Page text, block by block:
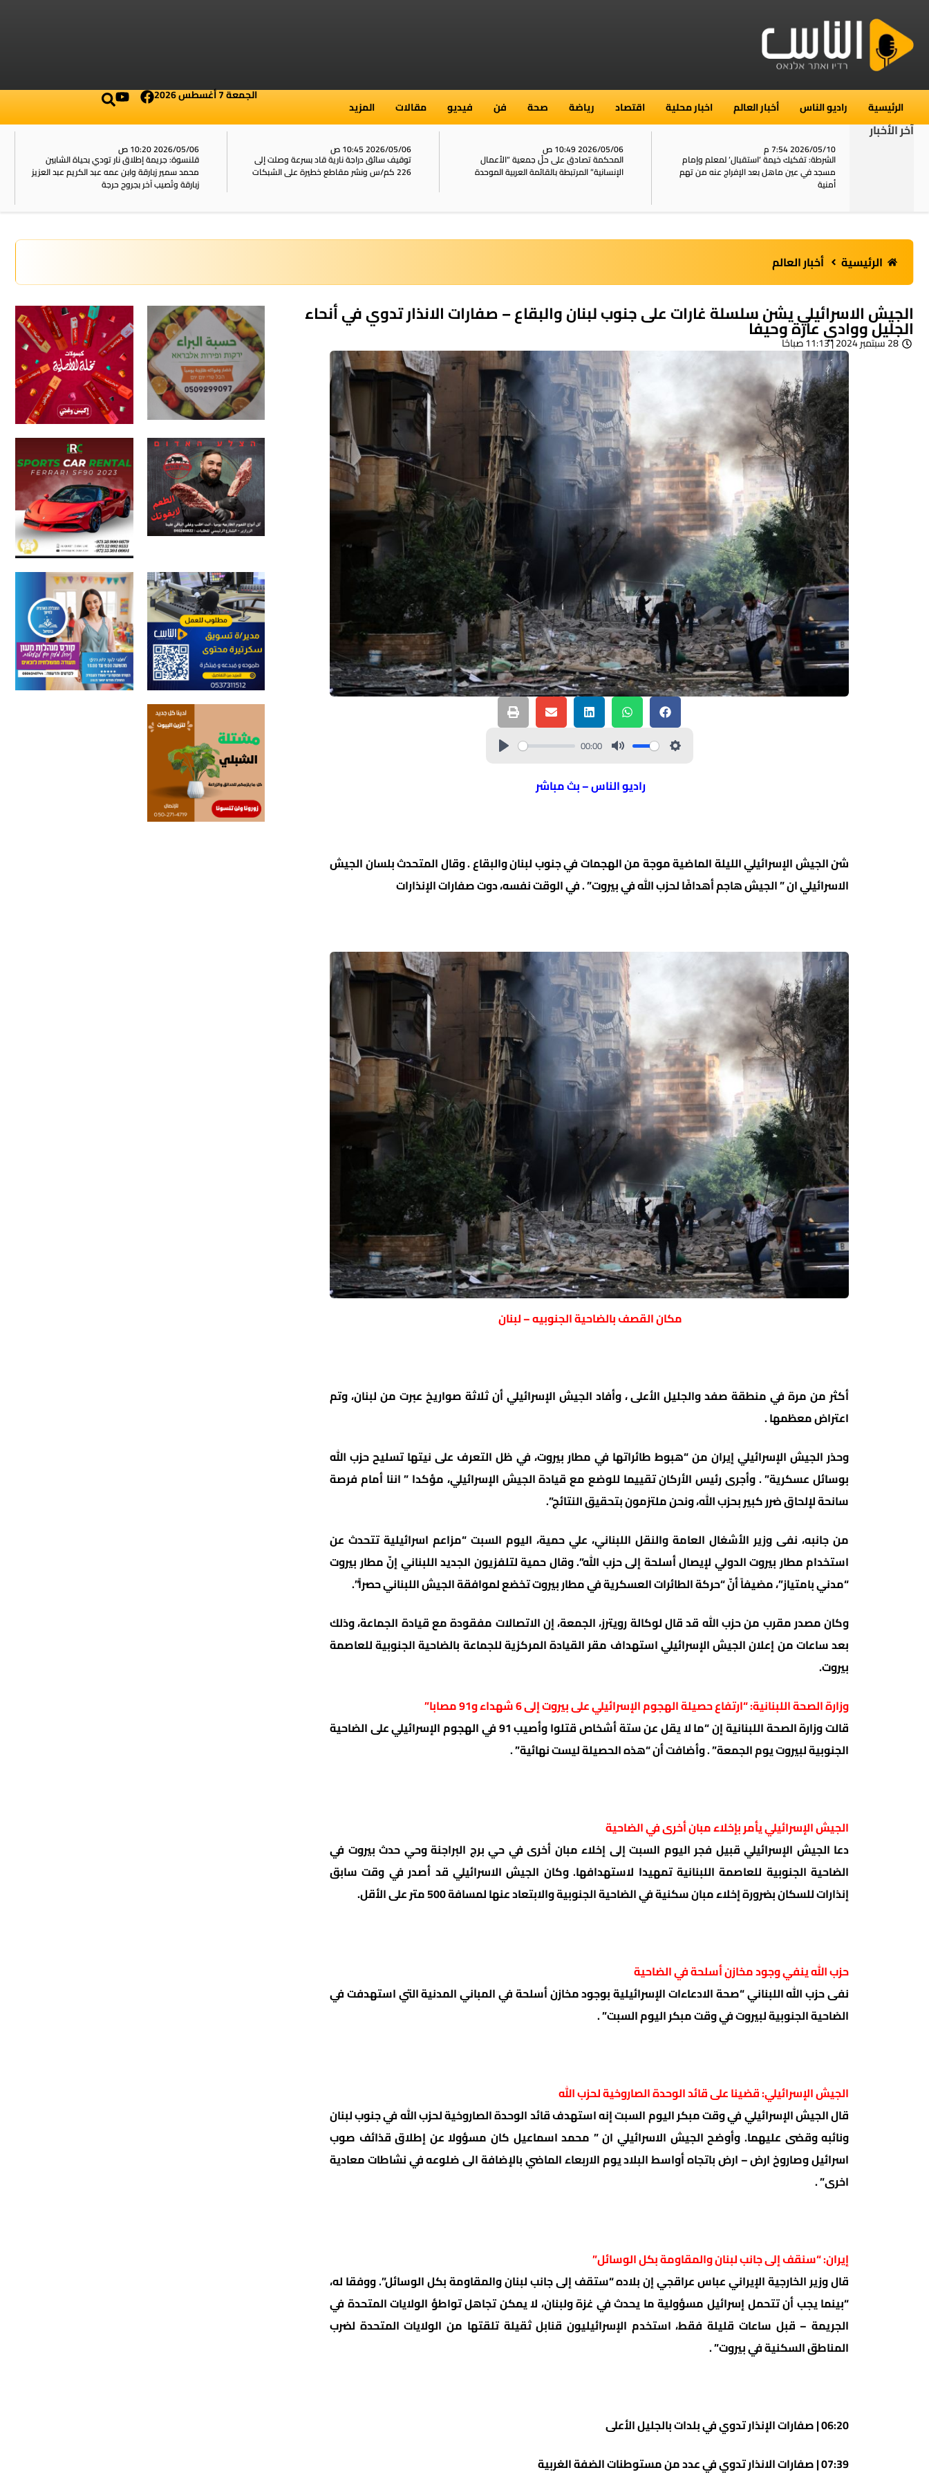
الرئيسية راديو الناس أخبار العالم اخبار محلية اقتصاد رياضة صحة فن فيديو مقالات المزيد
الجمعة 7 أغسطس 2026
آخر الأخبار
2026/05/10 7:54 م
الشرطة: تفكيك خيمة ‘استقبال‘ لمعلم وإمام
مسجد في عين ماهل بعد الإفراج عنه من تهم
أمنية
2026/05/06 10:49 ص
المحكمة تصادق على حلّ جمعية “الأعمال
الإنسانية” المرتبطة بالقائمة العربية الموحدة
2026/05/06 10:45 ص
توقيف سائق دراجة نارية قاد بسرعة وصلت إلى
226 كم/س ونشر مقاطع خطيرة على الشبكات
2026/05/06 10:20 ص
قلنسوة: جريمة إطلاق نار تودي بحياة الشابين
محمد سمير زبارقة وابن عمه عبد الكريم عبد العزيز
زبارقة وتُصيب آخر بجروح حرجة
الرئيسية أخبار العالم
الجيش الاسرائيلي يشن سلسلة غارات على جنوب لبنان والبقاع – صفارات الانذار تدوي في أنحاء
الجليل ووادي عارة وحيفا
28 سبتمبر 2024 | 11:13 صباحًا
00:00
راديو الناس – بث مباشر
شن الجيش الإسرائيلي الليلة الماضية موجة من الهجمات في جنوب لبنان والبقاع . وقال المتحدث بلسان الجيش
الاسرائيلي ان ” الجيش هاجم أهدافًا لحزب الله في بيروت” . في الوقت نفسه، دوت صفارات الإنذارات
مكان القصف بالضاحية الجنوبيه – لبنان
أكثر من مرة في منطقة صفد والجليل الأعلى ، وأفاد الجيش الإسرائيلي أن ثلاثة صواريخ عبرت من لبنان، وتم
اعتراض معظمها .
وحذر الجيش الإسرائيلي إيران من “هبوط طائراتها في مطار بيروت، في ظل التعرف على نيتها تسليح حزب الله
بوسائل عسكرية” . وأجرى رئيس الأركان تقييما للوضع مع قيادة الجيش الإسرائيلي، مؤكدا ” اننا أمام فرصة
سانحة لإلحاق ضرر كبير بحزب الله، ونحن ملتزمون بتحقيق النتائج”.
من جانبه، نفى وزير الأشغال العامة والنقل اللبناني، علي حمية، اليوم السبت “مزاعم اسرائيلية تتحدث عن
استخدام مطار بيروت الدولي لإيصال أسلحة إلى حزب الله”. وقال حمية لتلفزيون الجديد اللبناني إنّ مطار بيروت
“مدني بامتياز”، مضيفاً أنّ “حركة الطائرات العسكرية في مطار بيروت تخضع لموافقة الجيش اللبناني حصراً”.
وكان مصدر مقرب من حزب الله قد قال لوكالة رويترز، الجمعة، إن الاتصالات مفقودة مع قيادة الجماعة، وذلك
بعد ساعات من إعلان الجيش الإسرائيلي استهداف مقر القيادة المركزية للجماعة بالضاحية الجنوبية للعاصمة
بيروت.
وزارة الصحة اللبنانية: “ارتفاع حصيلة الهجوم الإسرائيلي على بيروت إلى 6 شهداء و91 مصابا”
قالت وزارة الصحة اللبنانية إن “ما لا يقل عن ستة أشخاص قتلوا وأصيب 91 في الهجوم الإسرائيلي على الضاحية
الجنوبية لبيروت يوم الجمعة” . وأضافت أن “هذه الحصيلة ليست نهائية” .
الجيش الإسرائيلي يأمر بإخلاء مبان أخرى في الضاحية
دعا الجيش الإسرائيلي قبيل فجر اليوم السبت إلى إخلاء مبان أخرى في حي برج البراجنة وحي حدث بيروت في
الضاحية الجنوبية للعاصمة اللبنانية تمهيدا لاستهدافها. وكان الجيش الاسرائيلي قد أصدر في وقت سابق
إنذارات للسكان بضرورة إخلاء مبان سكنية في الضاحية الجنوبية والابتعاد عنها لمسافة 500 متر على الأقل.
حزب الله ينفي وجود مخازن أسلحة في الضاحية
نفى حزب الله اللبناني “صحة الادعاءات الإسرائيلية بوجود مخازن أسلحة في المباني المدنية التي استهدفت في
الضاحية الجنوبية لبيروت في وقت مبكر اليوم السبت” .
الجيش الإسرائيلي: قضينا على قائد الوحدة الصاروخية لحزب الله
قال الجيش الإسرائيلي في وقت مبكر اليوم السبت إنه استهدف قائد الوحدة الصاروخية لحزب الله في جنوب لبنان
ونائبه وقضى عليهما. وأوضح الجيش الاسرائيلي ان ” محمد اسماعيل كان مسؤولا عن إطلاق قذائف صوب
اسرائيل وصاروخ ارض – ارض باتجاه أواسط البلاد يوم الاربعاء الماضي بالإضافة الى ضلوعه في نشاطات معادية
اخرى” .
إيران: “سنقف إلى جانب لبنان والمقاومة بكل الوسائل”
قال وزير الخارجية الإيراني عباس عراقجي إن بلاده “ستقف إلى جانب لبنان والمقاومة بكل الوسائل”. ووفقا له،
“بينما يجب أن تتحمل إسرائيل مسؤولية ما يحدث في غزة ولبنان، لا يمكن تجاهل تواطؤ الولايات المتحدة في
الجريمة – قبل ساعات قليلة فقط، استخدم الإسرائيليون قنابل ثقيلة تلقتها من الولايات المتحدة لضرب
المناطق السكنية في بيروت” .
06:20 | صفارات الإنذار تدوي في بلدات بالجليل الأعلى
07:39 | صفارات الانذار تدوي في عدد من مستوطنات الضفة الغربية